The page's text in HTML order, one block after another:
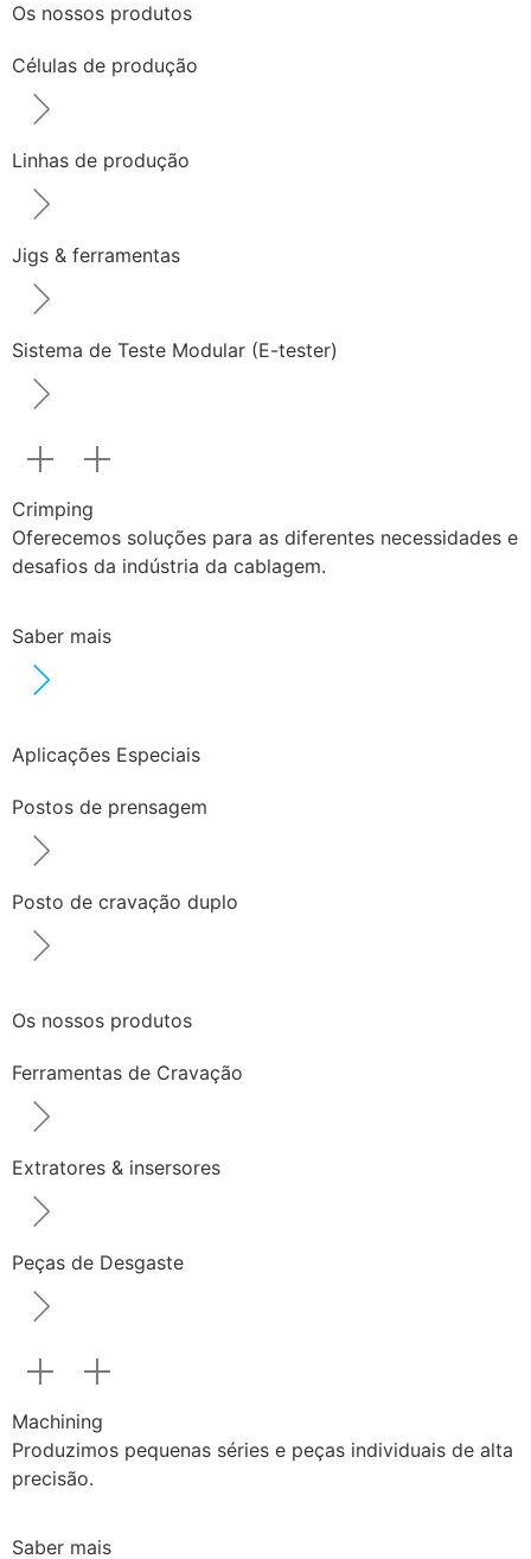
Os nossos produtos
Células de produção
Linhas de produção
Jigs & ferramentas
Sistema de Teste Modular (E-tester)
Crimping
Oferecemos soluções para as diferentes necessidades e
desafios da indústria da cablagem.
Saber mais
Aplicações Especiais
Postos de prensagem
Posto de cravação duplo
Os nossos produtos
Ferramentas de Cravação
Extratores & insersores
Peças de Desgaste
Machining
Produzimos pequenas séries e peças individuais de alta
precisão.
Saber mais